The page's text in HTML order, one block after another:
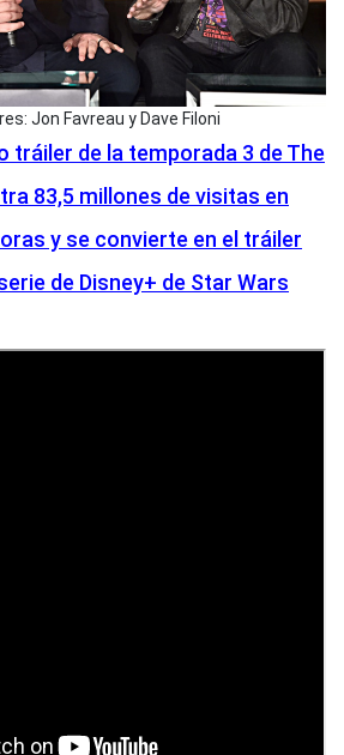
Jon Favreau y Dave Filoni
tráiler de la temporada 3 de The
83,5 millones de visitas en
y se convierte en el tráiler
de Disney+ de Star Wars